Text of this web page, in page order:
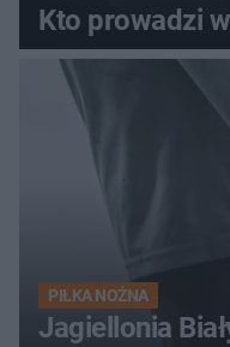
Kto prowadzi
PIŁKA NOŻNA
Jagiellonia